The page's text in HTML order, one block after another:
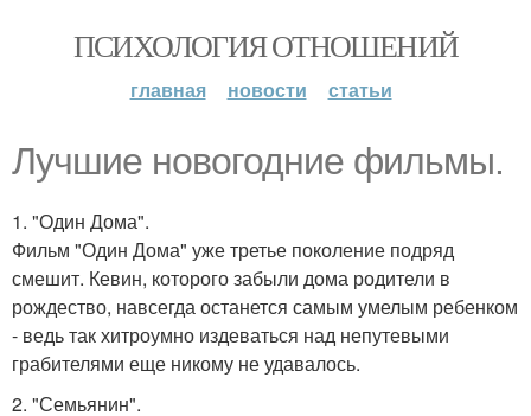
ПСИХОЛОГИЯ ОТНОШЕНИЙ
главная новости статьи
Лучшие новогодние фильмы.
1. "Один Дома".
Фильм "Один Дома" уже третье поколение подряд
смешит. Кевин, которого забыли дома родители в
рождество, навсегда останется самым умелым ребенком
- ведь так хитроумно издеваться над непутевыми
грабителями еще никому не удавалось.
2. "Семьянин".